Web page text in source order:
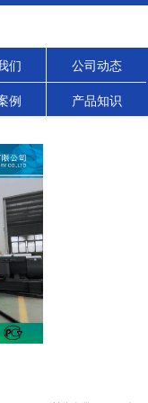
们 公司动态
例 产品知识